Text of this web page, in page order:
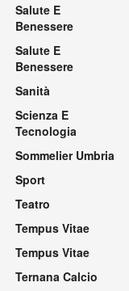
Salute E
Benessere
Salute E
Benessere
Sanità
Scienza E
Tecnologia
Sommelier Umbria
Sport
Teatro
Tempus Vitae
Tempus Vitae
Ternana Calcio